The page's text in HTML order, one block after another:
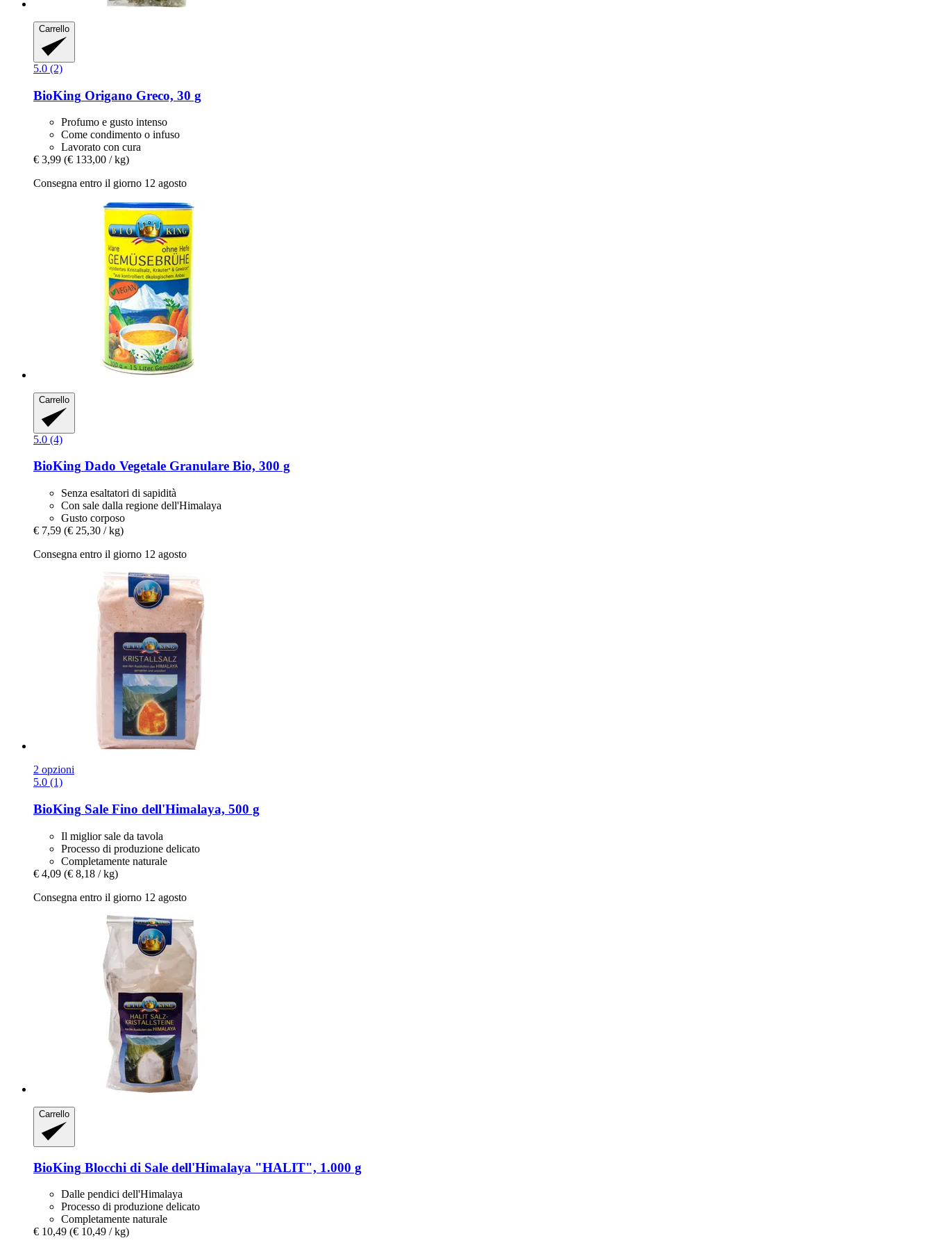
Carrello
5.0 (2)
BioKing Origano Greco, 30 g
Profumo e gusto intenso
Come condimento o infuso
Lavorato con cura
€ 3,99 (€ 133,00 / kg)
Consegna entro il giorno 12 agosto
Carrello
5.0 (4)
BioKing Dado Vegetale Granulare Bio, 300 g
Senza esaltatori di sapidità
Con sale dalla regione dell'Himalaya
Gusto corposo
€ 7,59 (€ 25,30 / kg)
Consegna entro il giorno 12 agosto
2 opzioni
5.0 (1)
BioKing Sale Fino dell'Himalaya, 500 g
Il miglior sale da tavola
Processo di produzione delicato
Completamente naturale
€ 4,09 (€ 8,18 / kg)
Consegna entro il giorno 12 agosto
Carrello
BioKing Blocchi di Sale dell'Himalaya "HALIT", 1.000 g
Dalle pendici dell'Himalaya
Processo di produzione delicato
Completamente naturale
€ 10,49 (€ 10,49 / kg)